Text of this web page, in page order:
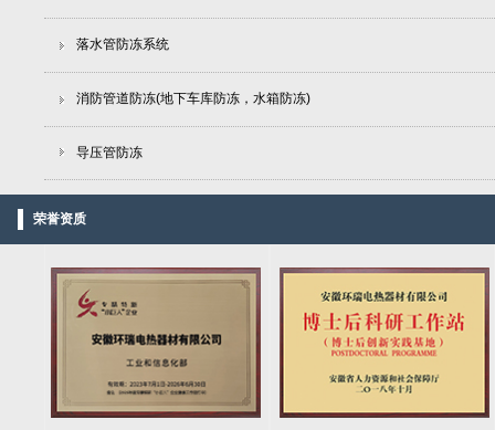
落水管防冻系统
消防管道防冻(地下车库防冻，水箱防冻)
导压管防冻
荣誉资质